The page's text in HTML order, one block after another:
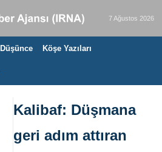
7 Ağustos 2026
Düşünce Köşe Yazıları
Kalibaf: Düşmana
geri adım attıran